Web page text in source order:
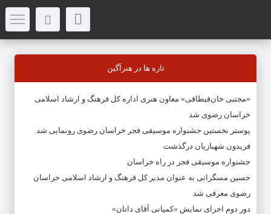
تازه ها در هنرآگین
«مجتبی خان‌قیطاقی» معاون هنری اداره کل فرهنگ و ارشاد اسلامی
خراسان رضوی شد
پوستر نخستین جشنواره موسیقی فجر خراسان رضوی رونمایی شد
فریدون شهبازیان درگذشت
جشنواره موسیقی فجر در راه خراسان
حسین مسگرانی به عنوان مدیر کل فرهنگ و ارشاد اسلامی خراسان
رضوی معرفی شد
دور دوم اجرای نمایش «کمپانی آقای داتان»